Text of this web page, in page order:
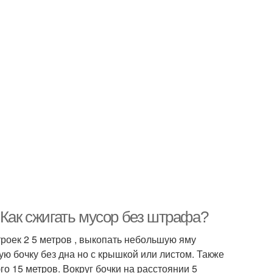
сжигать мусор без штрафа?
2 5 метров , выкопать небольшую яму
бочку без дна но с крышкой или листом. Также
15 метров. Вокруг бочки на расстоянии 5